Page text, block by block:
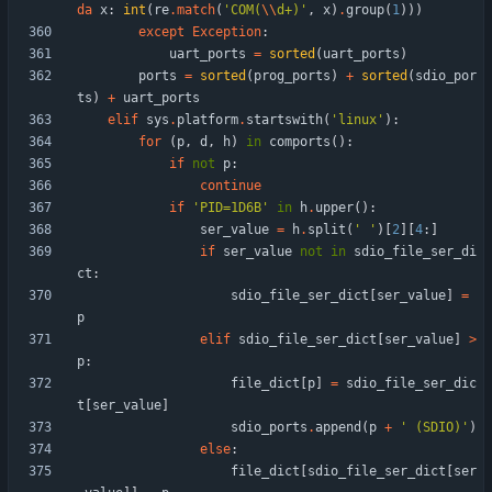
da x: int ( re.match( ' COM(\\d+) ' , x) .group( 1) ) )
except
Exception:
uart_ports = sorted ( uart_ports )
ports = sorted ( prog_ports ) + sorted ( sdio_por
ts ) + uart_ports
elif sys . platform. startswith( ' linux ' ) :
for
( p, d , h) in comports ( ) :
if not p:
continue
if
' PID=1D6B ' in h. upper( ) :
ser_value = h. split ( ' ' ) 2 4:
if ser_value not in
sdio_file_ser_di
ct :
sdio_file_ser_dict
ser_value
=
p
elif sdio_file_ser_dict ser_value
>
p:
file_dict
p = sdio_file_ser_dic
t
ser_value
sdio_ports . append ( p + ' (SDIO) ' )
else:
file_dict
sdio_file_ser_dict
ser